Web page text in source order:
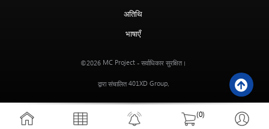
(0)
अतिथि
भाषाएँ
©2026 MC Project - सर्वाधिकार सुरक्षित।
द्वारा संचालित401XD Group.